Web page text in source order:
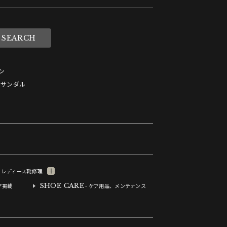
サンダル
ディース靴修理
掲載 SHOE CARE- ケア用品、メンテナンス